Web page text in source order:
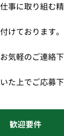
に取り組む精
けております
気軽のご連絡
た上でご応募下
歓迎要件